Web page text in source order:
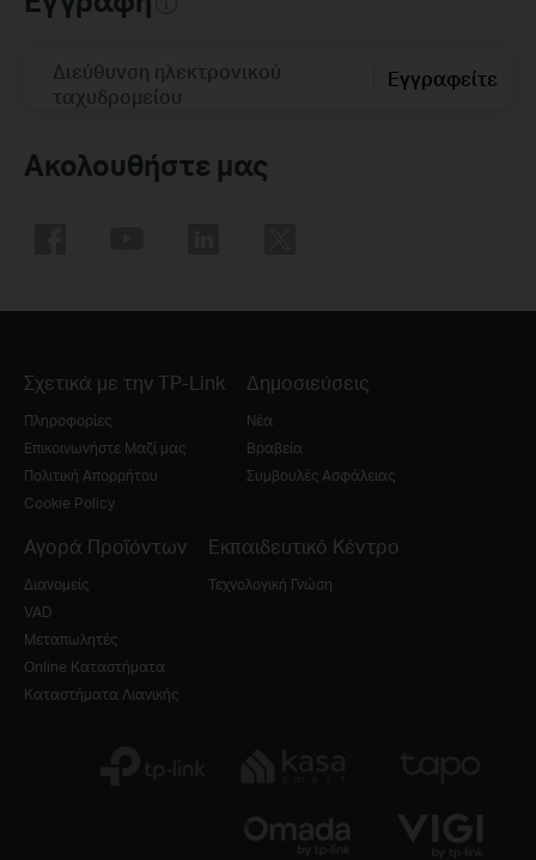
Διεύθυνση ηλεκτρονικού
ταχυδρομείου
Εγγραφείτε
Ακολουθήστε μας
Σχετικά με την TP-Link
Πληροφορίες
Επικοινωνήστε Μαζί μας
Πολιτική Απορρήτου
Cookie Policy
Δημοσιεύσεις
Νέα
Βραβεία
Συμβουλές Ασφάλειας
Αγορά Προϊόντων
Διανομείς
VAD
Μεταπωλητές
Online Καταστήματα
Καταστήματα Λιανικής
Εκπαιδευτικό Κέντρο
Τεχνολογική Γνώση